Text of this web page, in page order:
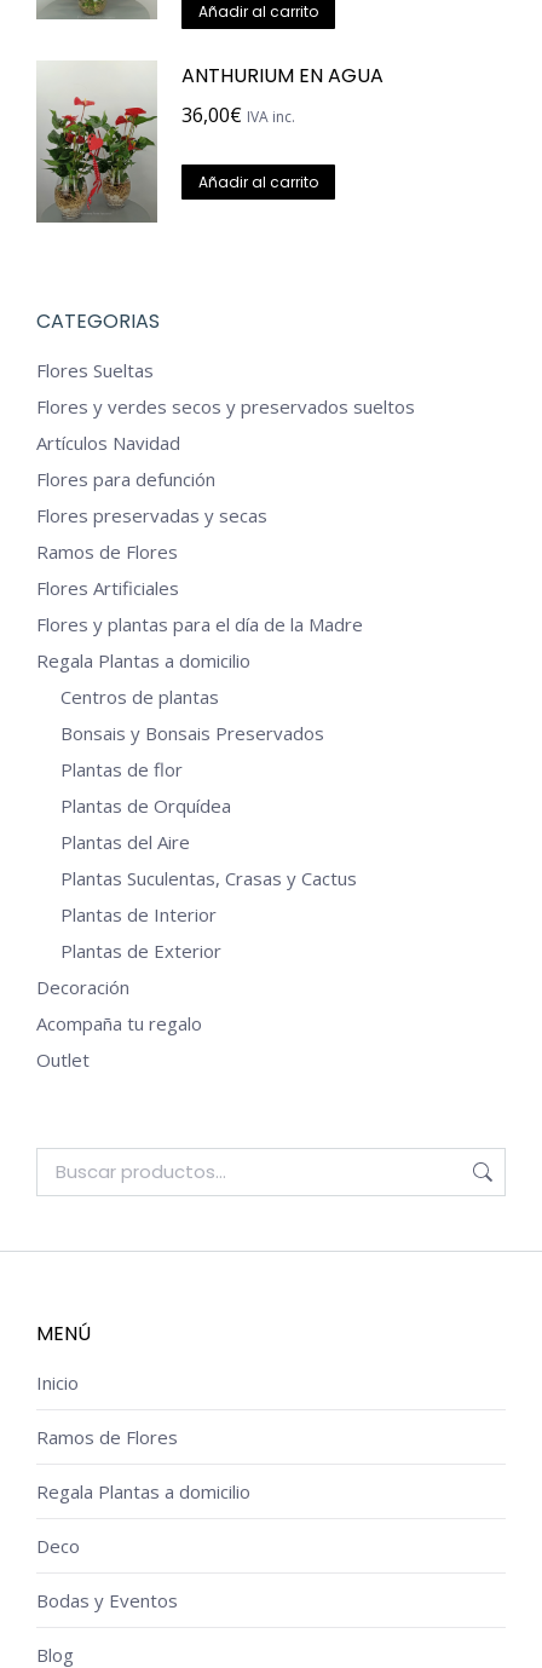
elegir
Añadir al carrito
ANTHURIUM EN AGUA
36,00€ IVA inc.
Añadir al carrito
CATEGORIAS
Flores Sueltas
Flores y verdes secos y preservados sueltos
Artículos Navidad
Flores para defunción
Flores preservadas y secas
Ramos de Flores
Flores Artificiales
Flores y plantas para el día de la Madre
Regala Plantas a domicilio
Centros de plantas
Bonsais y Bonsais Preservados
Plantas de flor
Plantas de Orquídea
Plantas del Aire
Plantas Suculentas, Crasas y Cactus
Plantas de Interior
Plantas de Exterior
Decoración
Acompaña tu regalo
Outlet
MENÚ
Inicio
Ramos de Flores
Regala Plantas a domicilio
Deco
Bodas y Eventos
Blog